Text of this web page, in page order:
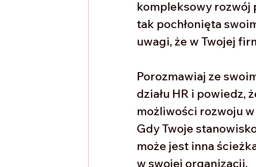
kompleksowy rozwój
tak pochłonięta
uwagi, że w Twojej
Porozmawiaj ze
działu HR i powiedz,
możliwości rozwoju
Gdy Twoje
może jest inna
w swojej organizacji.